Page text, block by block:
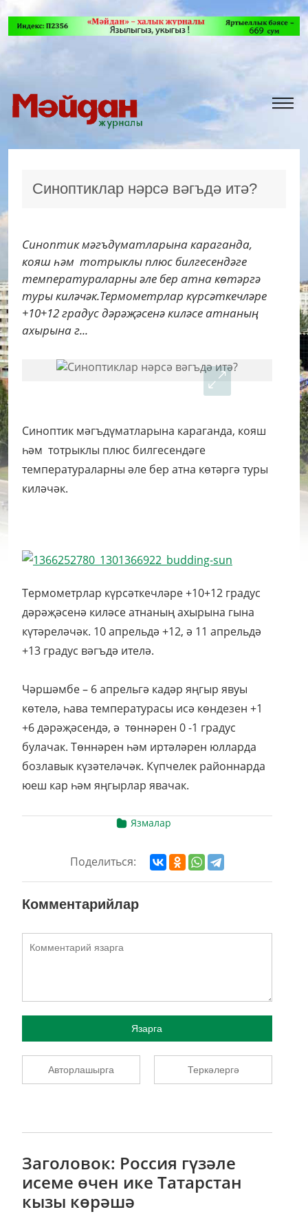
Синоптиклар нәрсә вәгъдә итә?
Синоптик мәгъдүматларына караганда,
кояш һәм тотрыклы плюс билгесендәге
температураларны әле бер атна көтәргә
туры киләчәк.Термометрлар күрсәткечләре
+10+12 градус дәрәҗәсенә киләсе атнаның
ахырына г...
Синоптик мәгъдүматларына караганда, кояш
һәм тотрыклы плюс билгесендәге
температураларны әле бер атна көтәргә туры
киләчәк.
Термометрлар күрсәткечләре +10+12 градус
дәрәҗәсенә киләсе атнаның ахырына гына
күтәреләчәк. 10 апрельдә +12, ә 11 апрельдә
+13 градус вәгъдә ителә.
Чәршәмбе – 6 апрельгә кадәр яңгыр явуы
көтелә, һава температурасы исә көндезен +1
+6 дәрәҗәсендә, ә төннәрен 0 -1 градус
булачак. Төннәрен һәм иртәләрен юлларда
бозлавык күзәтеләчәк. Күпчелек районнарда
юеш кар һәм яңгырлар явачак.
Язмалар
Поделиться:
Комментарийлар
Язарга
Авторлашырга Теркәлергә
Заголовок: Россия гүзәле
исеме өчен ике Татарстан
кызы көрәшә